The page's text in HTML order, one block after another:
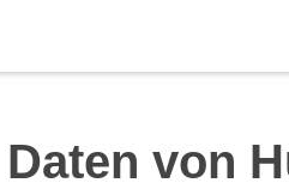
Daten von